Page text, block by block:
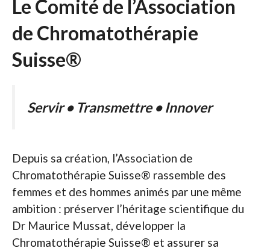
Le Comité de l’Association
de Chromatothérapie
Suisse®
Servir • Transmettre • Innover
Depuis sa création, l’Association de
Chromatothérapie Suisse® rassemble des
femmes et des hommes animés par une même
ambition : préserver l’héritage scientifique du
Dr Maurice Mussat, développer la
Chromatothérapie Suisse® et assurer sa